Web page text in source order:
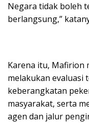
Negara tidak boleh
berlangsung,”
Karena itu, Mafirion
melakukan evaluasi
keberangkatan
masyarakat, serta
agen dan jalur